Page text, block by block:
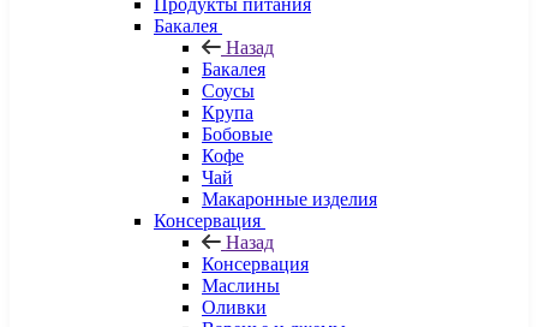
Продукты питания
Бакалея
Назад
Бакалея
Соусы
Крупа
Бобовые
Кофе
Чай
Макаронные изделия
Консервация
Назад
Консервация
Маслины
Оливки